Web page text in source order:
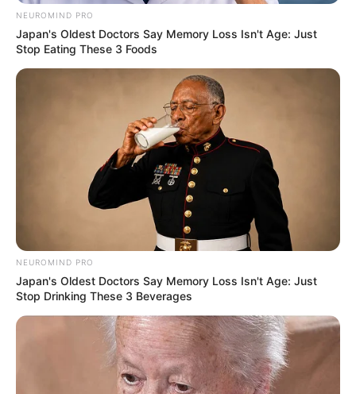
Banget
8 Kata Lucu Seputar Malam
Minggu ala Jomblo yang Bikin
10 Desain Kanopi Tempat
Tidur, Serasa Beristirahat di
NEUROMIND PRO
Japan's Oldest Doctors Say Memory Loss Isn't Age: Just
Stop Eating These 3 Foods
NEUROMIND PRO
Japan's Oldest Doctors Say Memory Loss Isn't Age: Just
Stop Drinking These 3 Beverages